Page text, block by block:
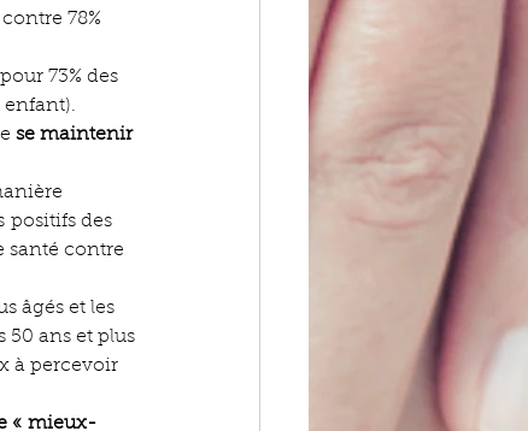
78%
73% des
enfant).
se maintenir
positifs des
santé contre
âgés et les
50 ans et plus
à percevoir
« mieux-